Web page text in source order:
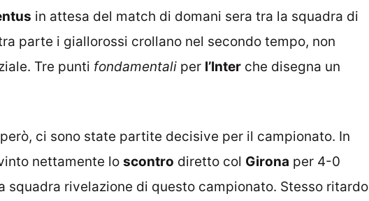
in attesa del match di domani sera tra la squadra di
parte i giallorossi crollano nel secondo tempo, non
Tre punti fondamentali per l’Inter che disegna un
ci sono state partite decisive per il campionato. In
nettamente lo scontro diretto col Girona per 4-0
squadra rivelazione di questo campionato. Stesso ritardo